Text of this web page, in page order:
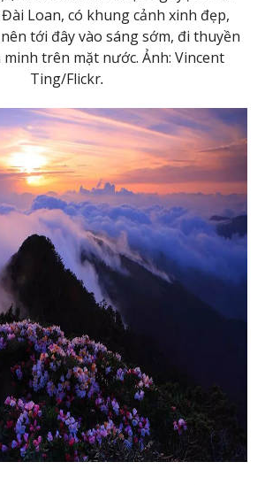
Loan, có khung cảnh xinh đẹp,
tới đây vào sáng sớm, đi thuyền
trên mặt nước. Ảnh: Vincent
Ting/Flickr.